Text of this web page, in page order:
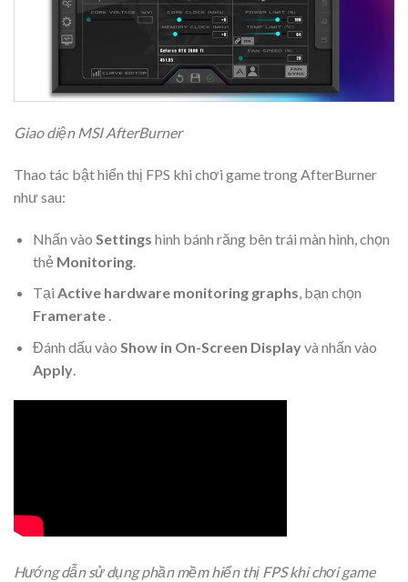
Giao diện MSI AfterBurner
Thao tác bật hiển thị FPS khi chơi game trong AfterBurner
như sau:
Nhấn vào Settings hình bánh răng bên trái màn hình, chọn
thẻ Monitoring.
Tại Active hardware monitoring graphs, bạn chọn
Framerate.
Đánh dấu vào Show in On-Screen Displayvà nhấn vào
Apply.
Hướng dẫn sử dụng phần mềm hiển thị FPS khi chơi game